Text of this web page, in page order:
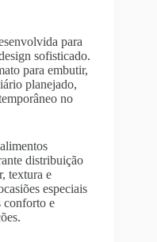
para
sofisticado.
para embutir,
planejado,
no
distribuição
textura e
especiais
conforto e